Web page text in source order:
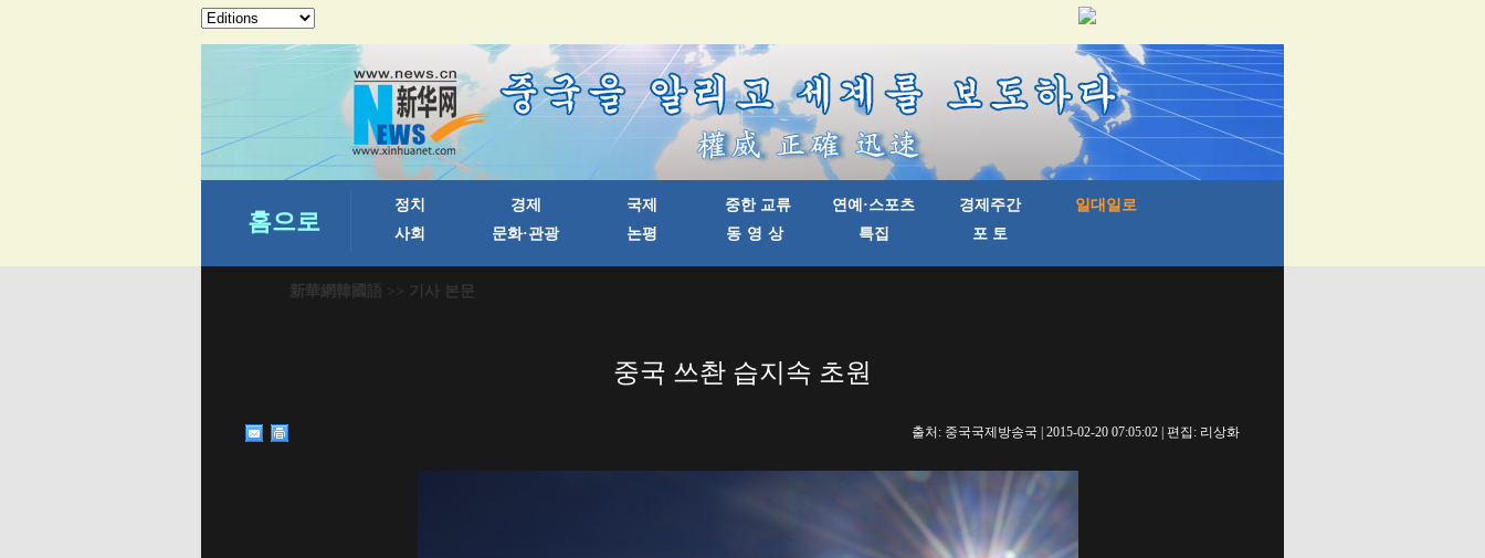
新華網韓國語 >> 기사 본문
중국 쓰촨 습지속 초원
출처: 중국국제방송국 | 2015-02-20 07:05:02 | 편집: 리상화